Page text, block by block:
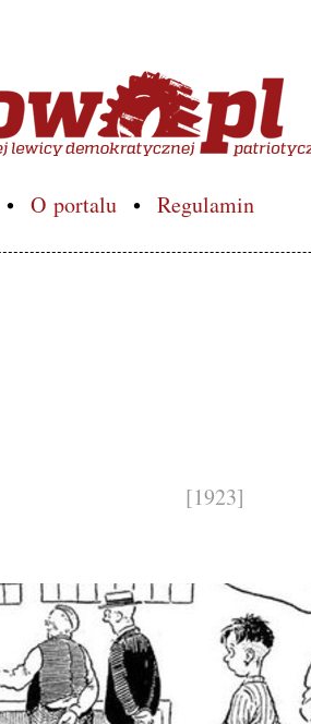
O portalu Regulamin
[1923]